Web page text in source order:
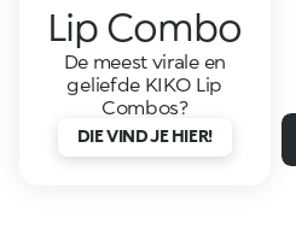
Lip Combo
De meest virale en
geliefde KIKO Lip
Combos?
DIE VIND JE HIER!